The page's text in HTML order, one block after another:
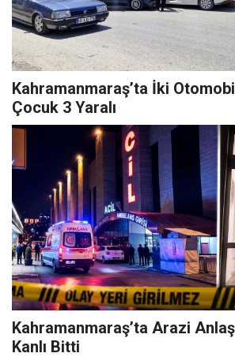
Kahramanmaraş’ta İki
Çocuk 3 Yaralı
Kahramanmaraş’ta Arazi
Kanlı Bitti